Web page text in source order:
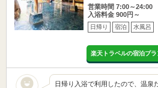
営業時間 7:00～24:00
入浴料金 900円～
日帰り 宿泊 水風呂
楽天トラベルの宿泊プラ
日帰り入浴で利用したので、温泉